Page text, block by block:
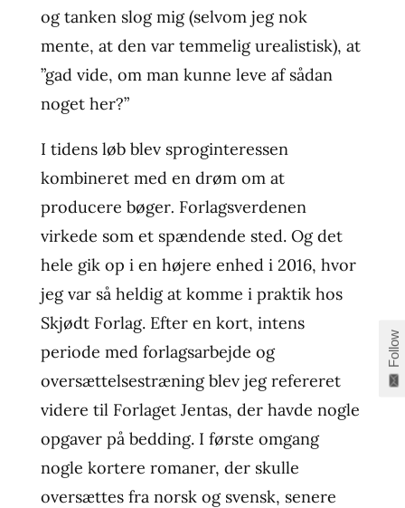
og tanken slog mig (selvom jeg nok
mente, at den var temmelig urealistisk), at
”gad vide, om man kunne leve af sådan
noget her?”
I tidens løb blev sproginteressen
kombineret med en drøm om at
producere bøger. Forlagsverdenen
virkede som et spændende sted. Og det
hele gik op i en højere enhed i 2016, hvor
jeg var så heldig at komme i praktik hos
Skjødt Forlag. Efter en kort, intens
periode med forlagsarbejde og
oversættelsestræning blev jeg refereret
videre til Forlaget Jentas, der havde nogle
opgaver på bedding. I første omgang
nogle kortere romaner, der skulle
oversættes fra norsk og svensk, senere
Follow